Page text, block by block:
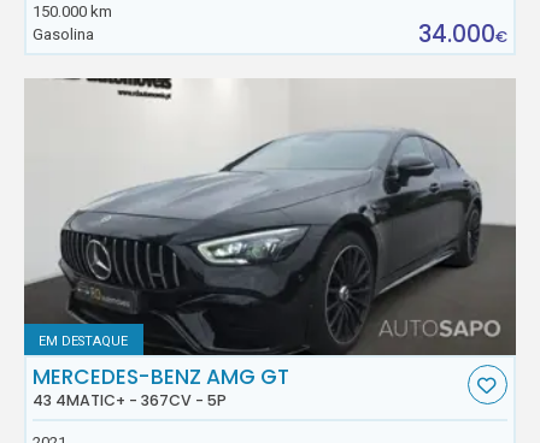
150.000 km
Gasolina
34.000€
EM DESTAQUE
MERCEDES-BENZ AMG GT
43 4MATIC+ - 367CV - 5P